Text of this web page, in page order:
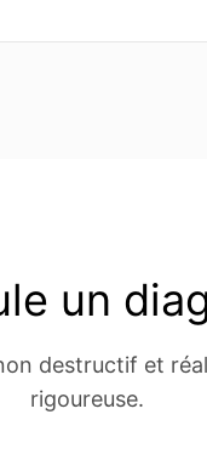
un
destructif et
rigoureuse.